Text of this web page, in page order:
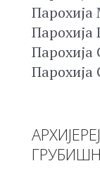
Парохија
Парохија
Парохија